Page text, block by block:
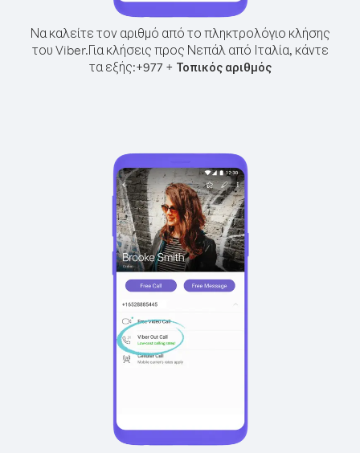
Να καλείτε τον αριθμό από το πληκτρολόγιο κλήσης
του Viber.Για κλήσεις προς Νεπάλ από Ιταλία, κάντε
τα εξής:+977+ Τοπικός αριθμός